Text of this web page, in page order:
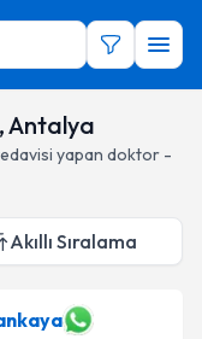
Antalya
yapan doktor -
Akıllı Sıralama